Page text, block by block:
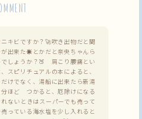
キビですか？🚀吹き出物だと聞
出来た☀とかだと奈央ちゃんら
でしょうか？🍑 肩こり腰痛とい
スピリチュアルの本によると、
けでなく、湯船に出来たら新湯
ほど つかると、厄除けになる
ないときはスーパーでも売って
っている海水塩を少し入れると